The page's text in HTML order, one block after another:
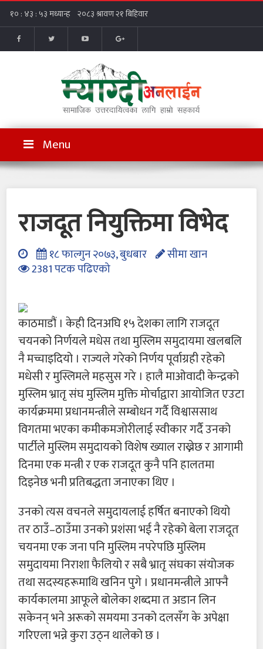
Menu
राजदूत नियुक्तिमा विभेद
१८ फाल्गुन २०७३, बुधबार
सीमा खान
2381 पटक पढिएको
काठमाडौं । केही दिनअघि १५ देशका लागि राजदूत
चयनको निर्णयले मधेस तथा मुस्लिम समुदायमा खलबलि
नै मच्चाइदियो । राज्यले गरेको निर्णय पूर्वाग्रही रहेको
मधेसी र मुस्लिमले महसुस गरे । हालै माओवादी केन्द्रको
मुस्लिम भ्रातृ संघ मुस्लिम मुक्ति मोर्चाद्वारा आयोजित एउटा
कार्यक्रममा प्रधानमन्त्रीले सम्बोधन गर्दै विश्वाससाथ
विगतमा भएका कमीकमजोरीलाई स्वीकार गर्दै उनको
पार्टीले मुस्लिम समुदायको विशेष ख्याल राख्नेछ र आगामी
दिनमा एक मन्त्री र एक राजदूत कुनै पनि हालतमा
दिइनेछ भनी प्रतिबद्धता जनाएका थिए ।
उनको त्यस वचनले समुदायलाई हर्षित बनाएको थियो
तर ठाउँ–ठाउँमा उनको प्रशंसा भई नै रहेको बेला राजदूत
चयनमा एक जना पनि मुस्लिम नपरेपछि मुस्लिम
समुदायमा निराशा फैलियो र सबै भ्रातृ संघका संयोजक
तथा सदस्यहरूमाथि खनिन पुगे । प्रधानमन्त्रीले आफ्नै
कार्यकालमा आफूले बोलेका शब्दमा त अडान लिन
सकेनन् भने अरूको समयमा उनको दलसँग के अपेक्षा
गरिएला भन्ने कुरा उठ्न थालेको छ ।